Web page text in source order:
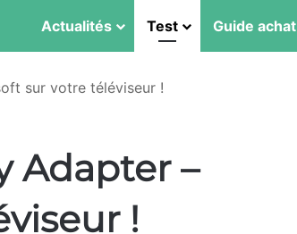
Actualités Test Guide achat
sur votre téléviseur !
Adapter –
!